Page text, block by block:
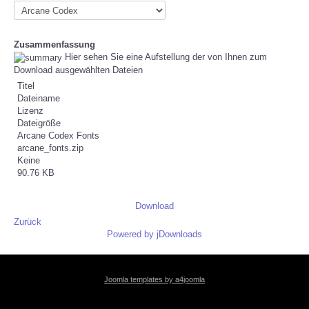
KONTAKT
LOGIN
Zusammenfassung
Hier sehen Sie eine Aufstellung der von Ihnen zum
Download ausgewählten Dateien
Titel
Dateiname
Lizenz
Dateigröße
Arcane Codex Fonts
arcane_fonts.zip
Keine
90.76 KB
Download
Zurück
Powered by jDownloads
Joomla templates by a4joomla